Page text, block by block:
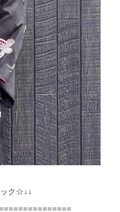
ク☆↓↓